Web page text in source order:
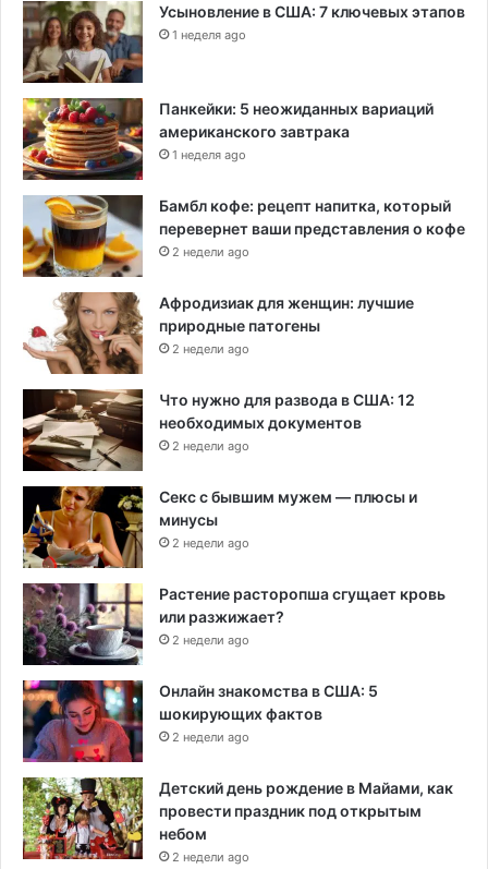
Усыновление в США: 7 ключевых этапов
1 неделя ago
Панкейки: 5 неожиданных вариаций
американского завтрака
1 неделя ago
Бамбл кофе: рецепт напитка, который
перевернет ваши представления о кофе
2 недели ago
Афродизиак для женщин: лучшие
природные патогены
2 недели ago
Что нужно для развода в США: 12
необходимых документов
2 недели ago
Секс с бывшим мужем — плюсы и
минусы
2 недели ago
Растение расторопша сгущает кровь
или разжижает?
2 недели ago
Онлайн знакомства в США: 5
шокирующих фактов
2 недели ago
Детский день рождение в Майами, как
провести праздник под открытым
небом
2 недели ago